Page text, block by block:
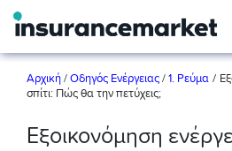
Αρχική / Οδηγός Ενέργειας / 1. Ρεύμα /
σπίτι: Πώς θα την πετύχεις;
Εξοικονόμηση